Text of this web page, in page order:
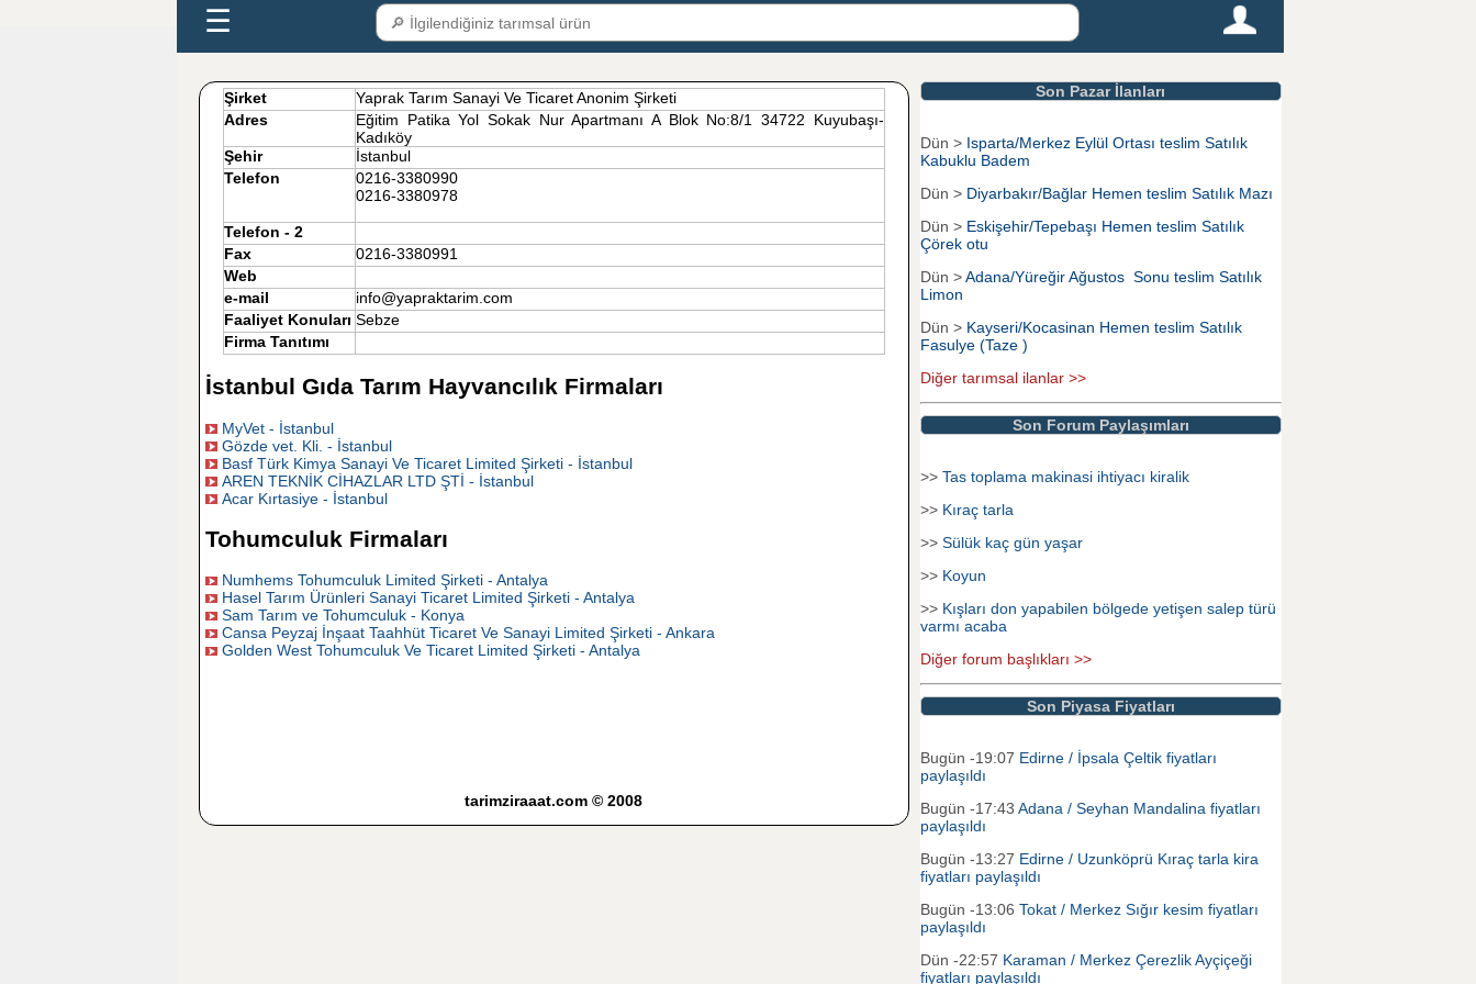
☰
Şirket
Yaprak Tarım Sanayi Ve Ticaret Anonim Şirketi
Adres
Eğitim Patika Yol Sokak Nur Apartmanı A Blok No:8/1 34722 Kuyubaşı-
Kadıköy
Şehir
İstanbul
Telefon
0216-3380990
0216-3380978
Telefon - 2
Fax
0216-3380991
Web
e-mail
info@yapraktarim.com
Faaliyet Konuları Sebze
Firma Tanıtımı
İstanbul Gıda Tarım Hayvancılık Firmaları
MyVet - İstanbul
Gözde vet. Kli. - İstanbul
Basf Türk Kimya Sanayi Ve Ticaret Limited Şirketi - İstanbul
AREN TEKNİK CİHAZLAR LTD ŞTİ - İstanbul
Acar Kırtasiye - İstanbul
Tohumculuk Firmaları
Numhems Tohumculuk Limited Şirketi - Antalya
Hasel Tarım Ürünleri Sanayi Ticaret Limited Şirketi - Antalya
Sam Tarım ve Tohumculuk - Konya
Cansa Peyzaj İnşaat Taahhüt Ticaret Ve Sanayi Limited Şirketi - Ankara
Golden West Tohumculuk Ve Ticaret Limited Şirketi - Antalya
tarimziraaat.com © 2008
Son Pazar İlanları
Dün > Isparta/Merkez Eylül Ortası teslim Satılık
Kabuklu Badem
Dün > Diyarbakır/Bağlar Hemen teslim Satılık Mazı
Dün > Eskişehir/Tepebaşı Hemen teslim Satılık
Çörek otu
Dün >Adana/Yüreğir Ağustos Sonu teslim Satılık
Limon
Dün > Kayseri/Kocasinan Hemen teslim Satılık
Fasulye (Taze )
Diğer tarımsal ilanlar >>
Son Forum Paylaşımları
>> Tas toplama makinasi ihtiyacı kiralik
>> Kıraç tarla
>> Sülük kaç gün yaşar
>> Koyun
>> Kışları don yapabilen bölgede yetişen salep türü
varmı acaba
Diğer forum başlıkları >>
Son Piyasa Fiyatları
Bugün -19:07 Edirne / İpsala Çeltik fiyatları
paylaşıldı
Bugün -17:43 Adana / Seyhan Mandalina fiyatları
paylaşıldı
Bugün -13:27 Edirne / Uzunköprü Kıraç tarla kira
fiyatları paylaşıldı
Bugün -13:06 Tokat / Merkez Sığır kesim fiyatları
paylaşıldı
Dün -22:57 Karaman / Merkez Çerezlik Ayçiçeği
fiyatları paylaşıldı